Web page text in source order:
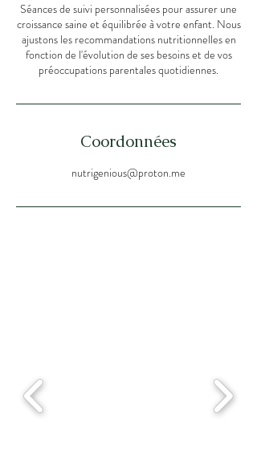
Séances de suivi personnalisées pour assurer une
croissance saine et équilibrée à votre enfant. Nous
ajustons les recommandations nutritionnelles en
fonction de l'évolution de ses besoins et de vos
préoccupations parentales quotidiennes.
Coordonnées
nutrigenious@proton.me